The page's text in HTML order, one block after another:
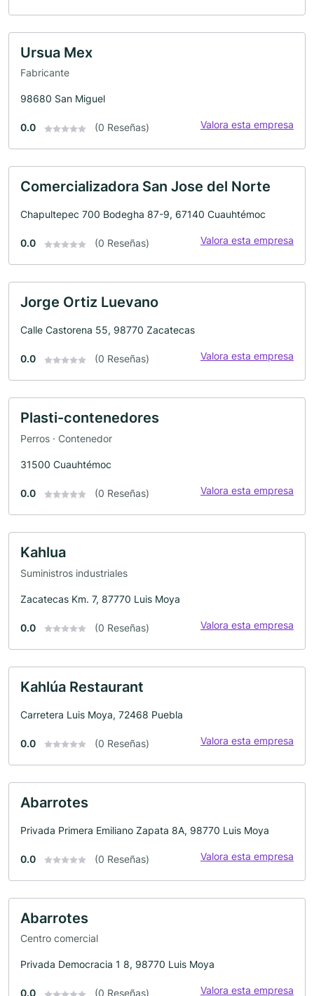
Ursua Mex
Fabricante
98680 San Miguel
0.0 (0 Reseñas) Valora esta empresa
Comercializadora San Jose del Norte
Chapultepec 700 Bodegha 87-9, 67140 Cuauhtémoc
0.0 (0 Reseñas) Valora esta empresa
Jorge Ortiz Luevano
Calle Castorena 55, 98770 Zacatecas
0.0 (0 Reseñas) Valora esta empresa
Plasti-contenedores
Perros · Contenedor
31500 Cuauhtémoc
0.0 (0 Reseñas) Valora esta empresa
Kahlua
Suministros industriales
Zacatecas Km. 7, 87770 Luis Moya
0.0 (0 Reseñas) Valora esta empresa
Kahlúa Restaurant
Carretera Luis Moya, 72468 Puebla
0.0 (0 Reseñas) Valora esta empresa
Abarrotes
Privada Primera Emiliano Zapata 8A, 98770 Luis Moya
0.0 (0 Reseñas) Valora esta empresa
Abarrotes
Centro comercial
Privada Democracia 1 8, 98770 Luis Moya
0.0 (0 Reseñas) Valora esta empresa